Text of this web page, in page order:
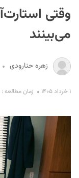
می‌بینند
زهره حنارودی
۱ خرداد ۱۴۰۵ زمان مطالعه : ۳ دقیقه